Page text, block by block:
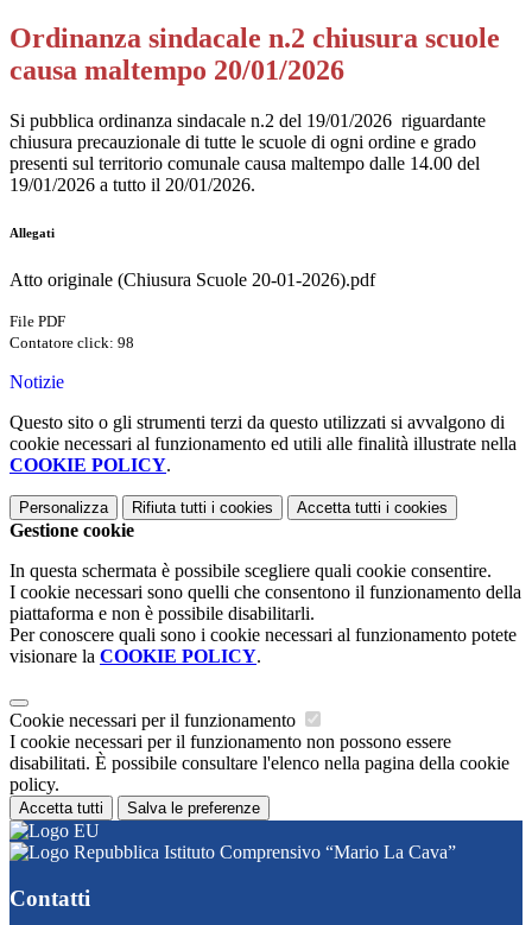
Ordinanza sindacale n.2 chiusura scuole
causa maltempo 20/01/2026
Si pubblica ordinanza sindacale n.2 del 19/01/2026 riguardante
chiusura precauzionale di tutte le scuole di ogni ordine e grado
presenti sul territorio comunale causa maltempo dalle 14.00 del
19/01/2026 a tutto il 20/01/2026.
Allegati
Atto originale (Chiusura Scuole 20-01-2026).pdf
File PDF
Contatore click: 98
Notizie
Questo sito o gli strumenti terzi da questo utilizzati si avvalgono di
cookie necessari al funzionamento ed utili alle finalità illustrate nella
COOKIE POLICY.
Personalizza Rifiuta tutti i cookies Accetta tutti i cookies
Gestione cookie
In questa schermata è possibile scegliere quali cookie consentire.
I cookie necessari sono quelli che consentono il funzionamento della
piattaforma e non è possibile disabilitarli.
Per conoscere quali sono i cookie necessari al funzionamento potete
visionare la COOKIE POLICY.
Cookie necessari per il funzionamento
I cookie necessari per il funzionamento non possono essere
disabilitati. È possibile consultare l'elenco nella pagina della cookie
policy.
Accetta tutti Salva le preferenze
Istituto Comprensivo “Mario La Cava”
Contatti